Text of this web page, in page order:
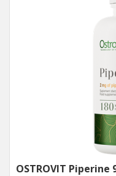
OSTROVIT Piperine